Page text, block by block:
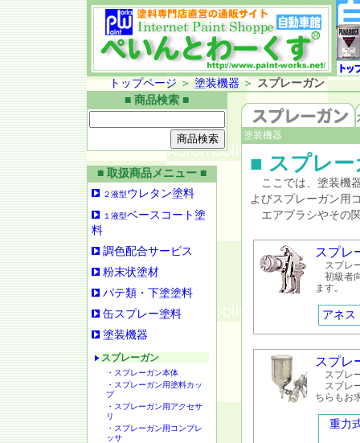
トップページ ＞ 塗装機器＞ スプレーガン
■ 商品検索 ■
■ 取扱商品メニュー ■
２液型ウレタン塗料
１液型ベースコート塗
料
調色配合サービス
粉末状塗材
パテ類・下塗塗料
缶スプレー塗料
塗装機器
スプレーガン
・スプレーガン本体
・スプレーガン用塗料カッ
プ
・スプレーガン用アクセサ
リ
・スプレーガン用コンプレ
ッサ
塗装機器
■ スプレー
ここでは、塗装機
よびスプレーガン用
エアブラシやその
スプレ
スプレ
初級者
ます。
アネス
スプレ
スプレ
スプレ
ちらもお
重力